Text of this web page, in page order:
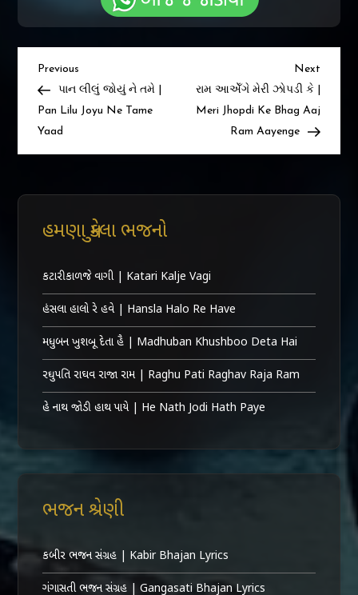
Post
navigation
Previous
Post
Previous
પાન લીલું જોયું ને તમે |
Pan Lilu Joyu Ne Tame
Yaad
Next
Post
Next
રામ આએઁગે મેરી ઝોપડી કે |
Meri Jhopdi Ke Bhag Aaj
Ram Aayenge
હમણા મુકેલા ભજનો
કટારી કાળજે વાગી | Katari Kalje Vagi
હંસલા હાલો રે હવે | Hansla Halo Re Have
મધુબન ખુશબૂ દેતા હૈ | Madhuban Khushboo Deta Hai
રઘુપતિ રાઘવ રાજા રામ | Raghu Pati Raghav Raja Ram
હે નાથ જોડી હાથ પાયે | He Nath Jodi Hath Paye
ભજન શ્રેણી
કબીર ભજન સંગ્રહ | Kabir Bhajan Lyrics
ગંગાસતી ભજન સંગ્રહ | Gangasati Bhajan Lyrics